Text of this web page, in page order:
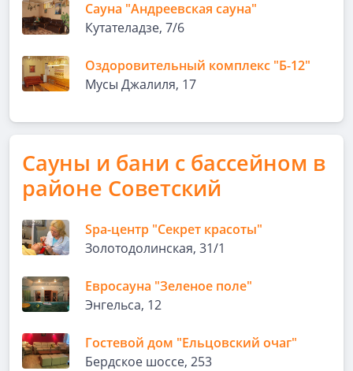
Сауна "Андреевская сауна"
Кутателадзе, 7/6
Оздоровительный комплекс "Б-12"
Мусы Джалиля, 17
Сауны и бани с бассейном в
районе Советский
Spa-центр "Секрет красоты"
Золотодолинская, 31/1
Евросауна "Зеленое поле"
Энгельса, 12
Гостевой дом "Ельцовский очаг"
Бердское шоссе, 253